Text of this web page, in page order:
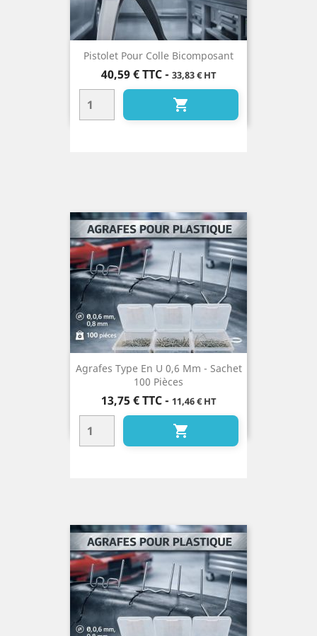
Pistolet Pour Colle Bicomposant
Prix
40,59 € TTC- 33,83 € HT

Agrafes Type En U 0,6 Mm - Sachet
100 Pièces
Prix
13,75 € TTC- 11,46 € HT
